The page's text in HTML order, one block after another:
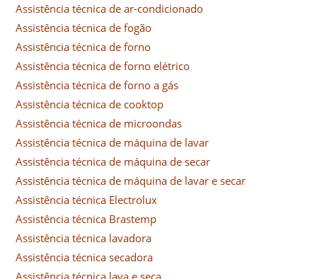
Assistência técnica de ar-condicionado
Assistência técnica de fogão
Assistência técnica de forno
Assistência técnica de forno elétrico
Assistência técnica de forno a gás
Assistência técnica de cooktop
Assistência técnica de microondas
Assistência técnica de máquina de lavar
Assistência técnica de máquina de secar
Assistência técnica de máquina de lavar e secar
Assistência técnica Electrolux
Assistência técnica Brastemp
Assistência técnica lavadora
Assistência técnica secadora